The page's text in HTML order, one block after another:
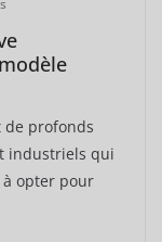
de profonds
industriels qui
opter pour